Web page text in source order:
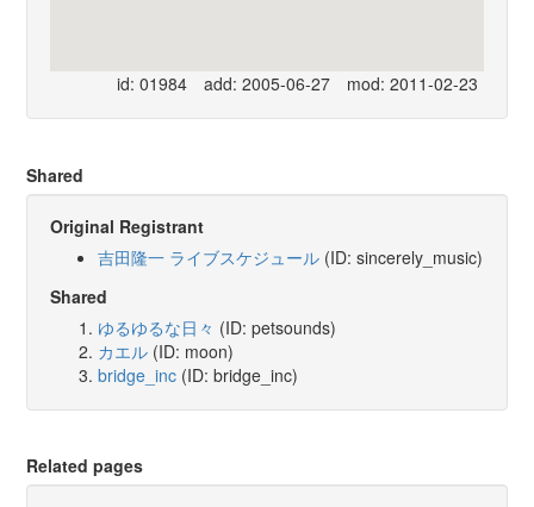
id: 01984 add: 2005-06-27 mod: 2011-02-23
Shared
Original Registrant
吉田隆一 ライブスケジュール (ID: sincerely_music)
Shared
ゆるゆるな日々 (ID: petsounds)
カエル (ID: moon)
bridge_inc (ID: bridge_inc)
Related pages